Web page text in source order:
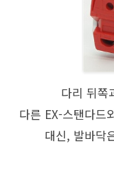
다리 뒤쪽
다른 EX-스탠다드
대신, 발바닥